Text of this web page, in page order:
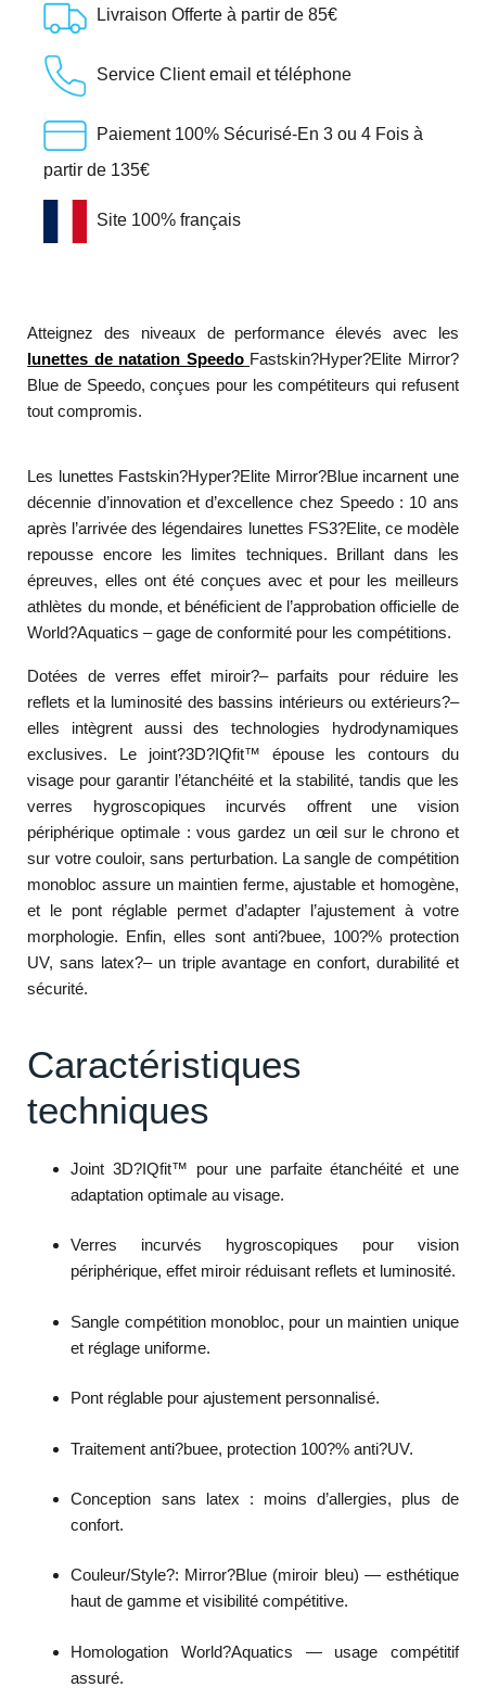
Livraison Offerte à partir de 85€
Service Client email et téléphone
Paiement 100% Sécurisé-En 3 ou 4 Fois à
partir de 135€
Site 100% français
Atteignez des niveaux de performance élevés avec les
lunettes de natation Speedo Fastskin?Hyper?Elite Mirror?
Blue de Speedo, conçues pour les compétiteurs qui refusent
tout compromis.
Les lunettes Fastskin?Hyper?Elite Mirror?Blue incarnent une
décennie d’innovation et d’excellence chez Speedo : 10 ans
après l’arrivée des légendaires lunettes FS3?Elite, ce modèle
repousse encore les limites techniques. Brillant dans les
épreuves, elles ont été conçues avec et pour les meilleurs
athlètes du monde, et bénéficient de l’approbation officielle de
World?Aquatics – gage de conformité pour les compétitions.
Dotées de verres effet miroir?– parfaits pour réduire les
reflets et la luminosité des bassins intérieurs ou extérieurs?–
elles intègrent aussi des technologies hydrodynamiques
exclusives. Le joint?3D?IQfit™ épouse les contours du
visage pour garantir l’étanchéité et la stabilité, tandis que les
verres hygroscopiques incurvés offrent une vision
périphérique optimale : vous gardez un œil sur le chrono et
sur votre couloir, sans perturbation. La sangle de compétition
monobloc assure un maintien ferme, ajustable et homogène,
et le pont réglable permet d’adapter l’ajustement à votre
morphologie. Enfin, elles sont anti?buee, 100?% protection
UV, sans latex?– un triple avantage en confort, durabilité et
sécurité.
Caractéristiques
techniques
Joint 3D?IQfit™ pour une parfaite étanchéité et une
adaptation optimale au visage.
Verres incurvés hygroscopiques pour vision
périphérique, effet miroir réduisant reflets et luminosité.
Sangle compétition monobloc, pour un maintien unique
et réglage uniforme.
Pont réglable pour ajustement personnalisé.
Traitement anti?buee, protection 100?% anti?UV.
Conception sans latex : moins d’allergies, plus de
confort.
Couleur/Style?: Mirror?Blue (miroir bleu) — esthétique
haut de gamme et visibilité compétitive.
Homologation World?Aquatics — usage compétitif
assuré.